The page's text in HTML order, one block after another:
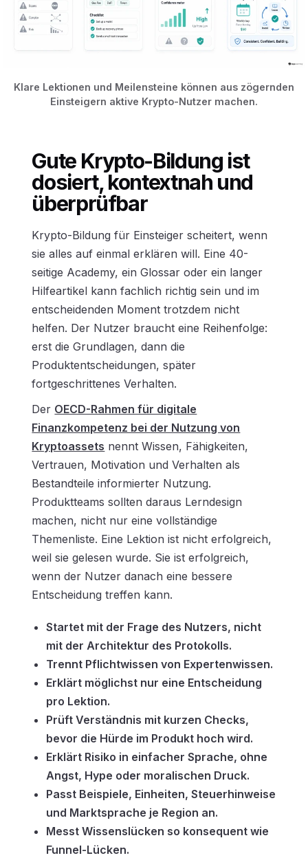
Klare Lektionen und Meilensteine können aus zögernden
Einsteigern aktive Krypto-Nutzer machen.
Gute Krypto-Bildung ist
dosiert, kontextnah und
überprüfbar
Krypto-Bildung für Einsteiger scheitert, wenn
sie alles auf einmal erklären will. Eine 40-
seitige Academy, ein Glossar oder ein langer
Hilfeartikel kann fachlich richtig sein und im
entscheidenden Moment trotzdem nicht
helfen. Der Nutzer braucht eine Reihenfolge:
erst die Grundlagen, dann die
Produktentscheidungen, später
fortgeschrittenes Verhalten.
Der OECD-Rahmen für digitale
Finanzkompetenz bei der Nutzung von
Kryptoassets nennt Wissen, Fähigkeiten,
Vertrauen, Motivation und Verhalten als
Bestandteile informierter Nutzung.
Produktteams sollten daraus Lerndesign
machen, nicht nur eine vollständige
Themenliste. Eine Lektion ist nicht erfolgreich,
weil sie gelesen wurde. Sie ist erfolgreich,
wenn der Nutzer danach eine bessere
Entscheidung treffen kann.
Startet mit der Frage des Nutzers, nicht
mit der Architektur des Protokolls.
Trennt Pflichtwissen von Expertenwissen.
Erklärt möglichst nur eine Entscheidung
pro Lektion.
Prüft Verständnis mit kurzen Checks,
bevor die Hürde im Produkt hoch wird.
Erklärt Risiko in einfacher Sprache, ohne
Angst, Hype oder moralischen Druck.
Passt Beispiele, Einheiten, Steuerhinweise
und Marktsprache je Region an.
Messt Wissenslücken so konsequent wie
Funnel-Lücken.